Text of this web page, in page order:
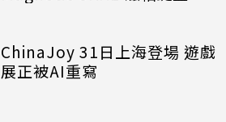
ChinaJoy 31日上海登場 遊戲
展正被AI重寫